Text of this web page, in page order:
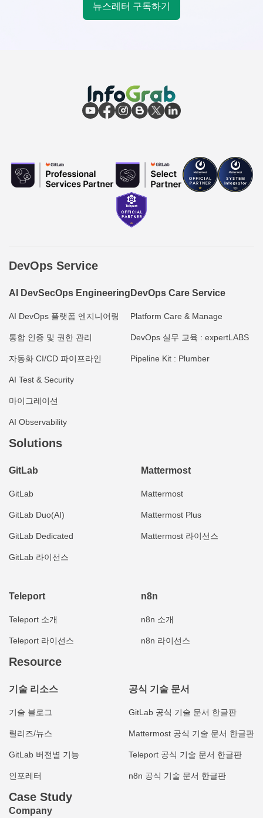
뉴스레터 구독하기
DevOps Service
AI DevSecOps Engineering
AI DevOps 플랫폼 엔지니어링
통합 인증 및 권한 관리
자동화 CI/CD 파이프라인
AI Test & Security
마이그레이션
AI Observability
DevOps Care Service
Platform Care & Manage
DevOps 실무 교육 : expertLABS
Pipeline Kit : Plumber
Solutions
GitLab
GitLab
GitLab Duo(AI)
GitLab Dedicated
GitLab 라이선스
Mattermost
Mattermost
Mattermost Plus
Mattermost 라이선스
Teleport
Teleport 소개
Teleport 라이선스
n8n
n8n 소개
n8n 라이선스
Resource
기술 리소스
기술 블로그
릴리즈/뉴스
GitLab 버전별 기능
인포레터
공식 기술 문서
GitLab 공식 기술 문서 한글판
Mattermost 공식 기술 문서 한글판
Teleport 공식 기술 문서 한글판
n8n 공식 기술 문서 한글판
Case Study
Company